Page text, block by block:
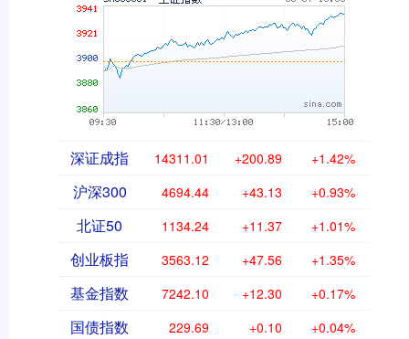
深证成指 14311.01 +200.89 +1.42%
沪深300 4694.44 +43.13 +0.93%
北证50 1134.24 +11.37 +1.01%
创业板指 3563.12 +47.56 +1.35%
基金指数 7242.10 +12.30 +0.17%
国债指数 229.69 +0.10 +0.04%